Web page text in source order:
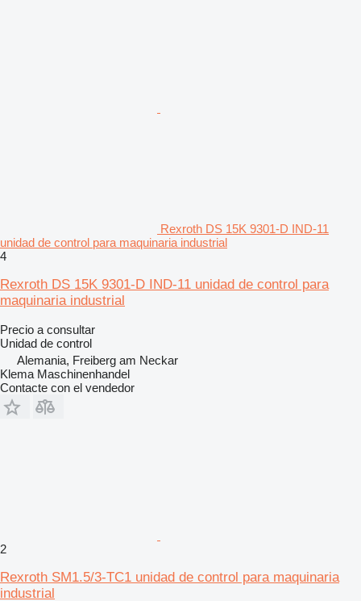
Rexroth DS 15K 9301-D IND-11
unidad de control para maquinaria industrial
4
Rexroth DS 15K 9301-D IND-11 unidad de control para
maquinaria industrial
Precio a consultar
Unidad de control
Alemania, Freiberg am Neckar
Klema Maschinenhandel
Contacte con el vendedor
2
Rexroth SM1.5/3-TC1 unidad de control para maquinaria
industrial